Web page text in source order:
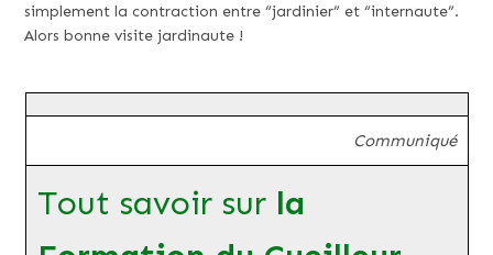
simplement la contraction entre “jardinier” et “internaute”.
Alors bonne visite jardinaute !
Communiqué
Tout savoir sur la